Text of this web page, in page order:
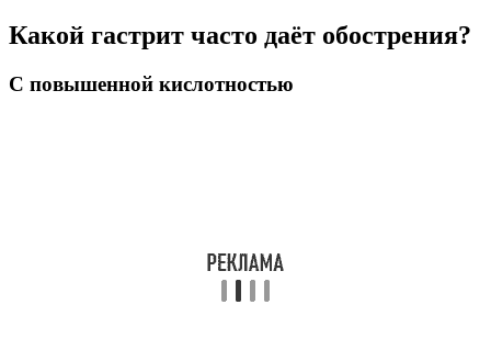
Какой гастрит часто даёт обострения?
С повышенной кислотностью